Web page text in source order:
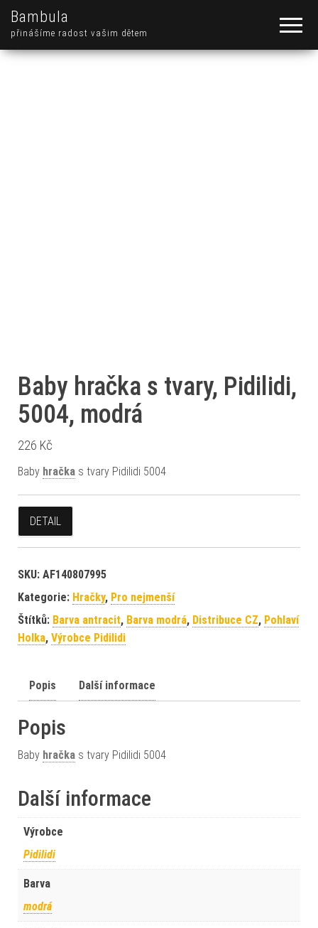
Bambula
přinášíme radost vašim dětem
Baby hračka s tvary, Pidilidi,
5004, modrá
226 Kč
Baby hračka s tvary Pidilidi 5004
DETAIL
SKU: AF140807995
Kategorie: Hračky, Pro nejmenší
Štítků: Barva antracit, Barva modrá, Distribuce CZ, Pohlaví
Holka, Výrobce Pidilidi
Popis Další informace
Popis
Baby hračka s tvary Pidilidi 5004
Další informace
Výrobce
Pidilidi
Barva
modrá